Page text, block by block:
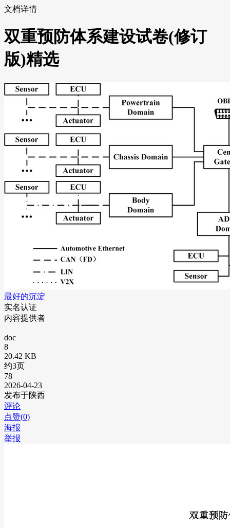
文档详情
双重预防体系建设试卷(修订
版)精选
最好的沉淀
实名认证
内容提供者
doc
8
20.42 KB
约3页
78
2026-04-23
发布于陕西
评论
点赞(0)
海报
举报